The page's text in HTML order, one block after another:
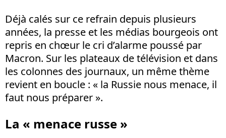
Déjà calés sur ce refrain depuis plusieurs
années, la presse et les médias bourgeois ont
repris en chœur le cri d’alarme poussé par
Macron. Sur les plateaux de télévision et dans
les colonnes des journaux, un même thème
revient en boucle : « la Russie nous menace, il
faut nous préparer ».
La « menace russe »